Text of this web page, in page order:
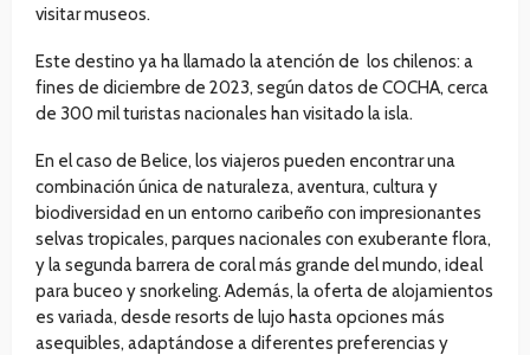
visitar museos.
Este destino ya ha llamado la atención de los chilenos: a
fines de diciembre de 2023, según datos de COCHA, cerca
de 300 mil turistas nacionales han visitado la isla.
En el caso de Belice, los viajeros pueden encontrar una
combinación única de naturaleza, aventura, cultura y
biodiversidad en un entorno caribeño con impresionantes
selvas tropicales, parques nacionales con exuberante flora,
y la segunda barrera de coral más grande del mundo, ideal
para buceo y snorkeling. Además, la oferta de alojamientos
es variada, desde resorts de lujo hasta opciones más
asequibles, adaptándose a diferentes preferencias y